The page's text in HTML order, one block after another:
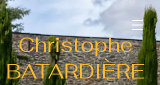
Christophe
BATARDIÈRE